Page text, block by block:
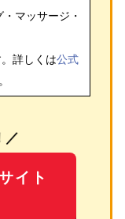
マッサージ・
詳しくは公式
／
イト